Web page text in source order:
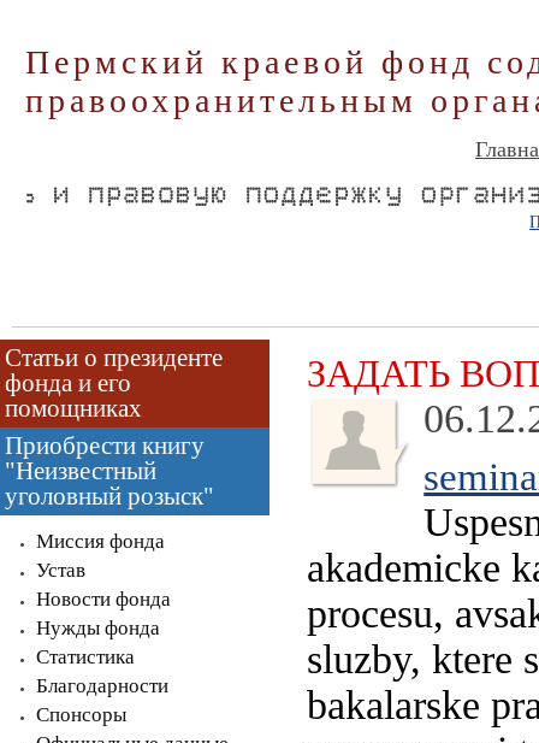
Пермский краевой фонд
правоохранительным
Статьи о президенте
фонда и его
помощниках
Приобрести книгу
"Неизвестный
уголовный розыск"
Миссия фонда
Устав
Новости фонда
Нужды фонда
Статистика
Благодарности
Спонсоры
ЗАДАТЬ
akademicke
procesu,
sluzby, ktere
bakalarske